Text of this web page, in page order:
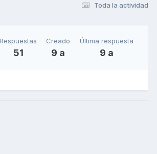
Toda la actividad
Respuestas
51
Creado
9 a
Última respuesta
9 a